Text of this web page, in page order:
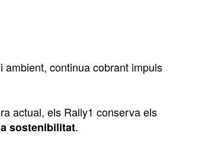
continua cobrant impuls
actual, els Rally1 conserva els
sostenibilitat.